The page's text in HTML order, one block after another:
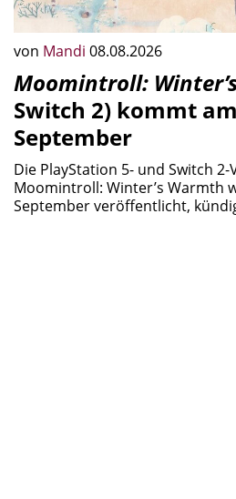
von Mandi 08.08.2026
Moomintroll:
Switch 2) kommt
September
Die PlayStation 5- und Switch
Moomintroll: Winter’s Warmth
September veröffentlicht,